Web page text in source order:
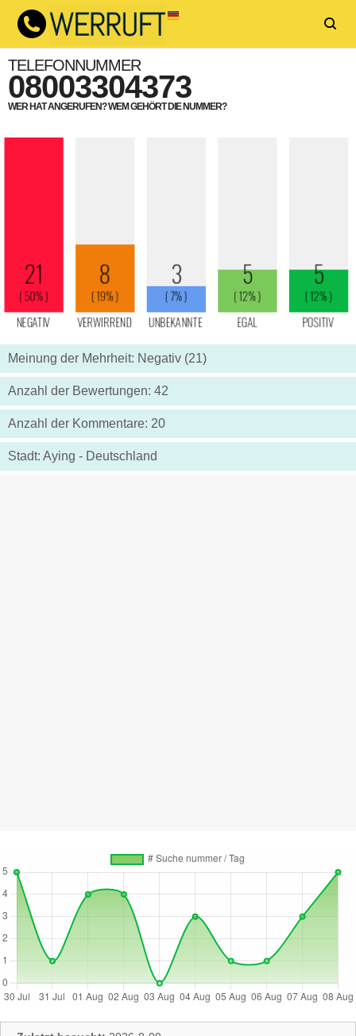
TELEFONNUMMER
08003304373
WER HAT ANGERUFEN? WEM GEHÖRT DIE NUMMER?
Meinung der Mehrheit: Negativ (21)
Anzahl der Bewertungen: 42
Anzahl der Kommentare: 20
Stadt: Aying - Deutschland